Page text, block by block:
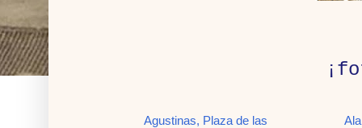
Agustinas, Plaza de las